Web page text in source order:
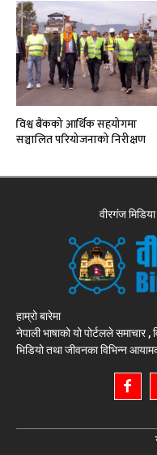
विश्व बैंकको आर्थिक सहयोगमा
सञ्चालित परियोजनाको निरीक्षण
वीरगंज मिडिया
हाम्रो बारेमा
नेपाली भाषाको यो पोर्टलले समाचार
भिडियो तथा जीवनका विभिन्न